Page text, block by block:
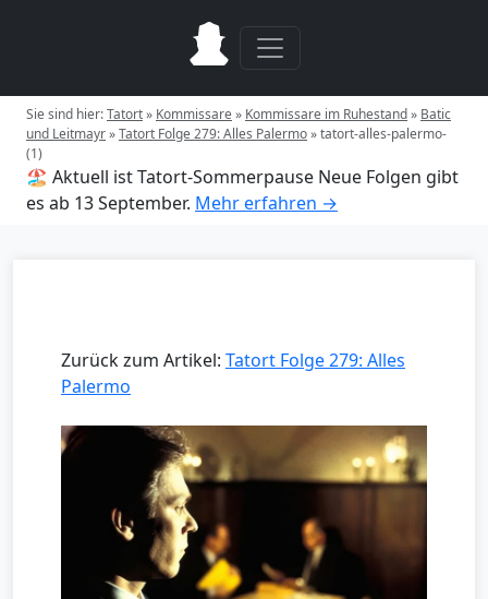
Sie sind hier:Tatort» Kommissare» Kommissare im Ruhestand» Batic
und Leitmayr»Tatort Folge 279: Alles Palermo»tatort-alles-palermo-
(1)
🏖️ Aktuell ist Tatort-Sommerpause Neue Folgen gibt
es ab 13 September. Mehr erfahren →
Zurück zum Artikel: Tatort Folge 279: Alles
Palermo